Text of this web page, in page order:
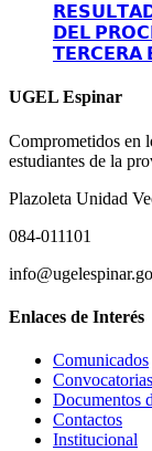
𝗗𝗘𝗟
𝗧𝗘𝗥𝗖𝗘𝗥𝗔
UGEL Espinar
Comprometidos en
estudiantes de la
Plazoleta Unidad
084-011101
Enlaces de Interés
Comunicados
Convocatorias
Documentos
Contactos
Institucional